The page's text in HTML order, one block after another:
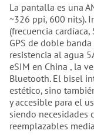
La pantalla es una
~326 ppi, 600 nits).
(frecuencia
GPS de doble
resistencia al agua
eSIM en China , la
Bluetooth. El bisel
estético, sino
y accesible para el
siendo necesidades
reemplazables